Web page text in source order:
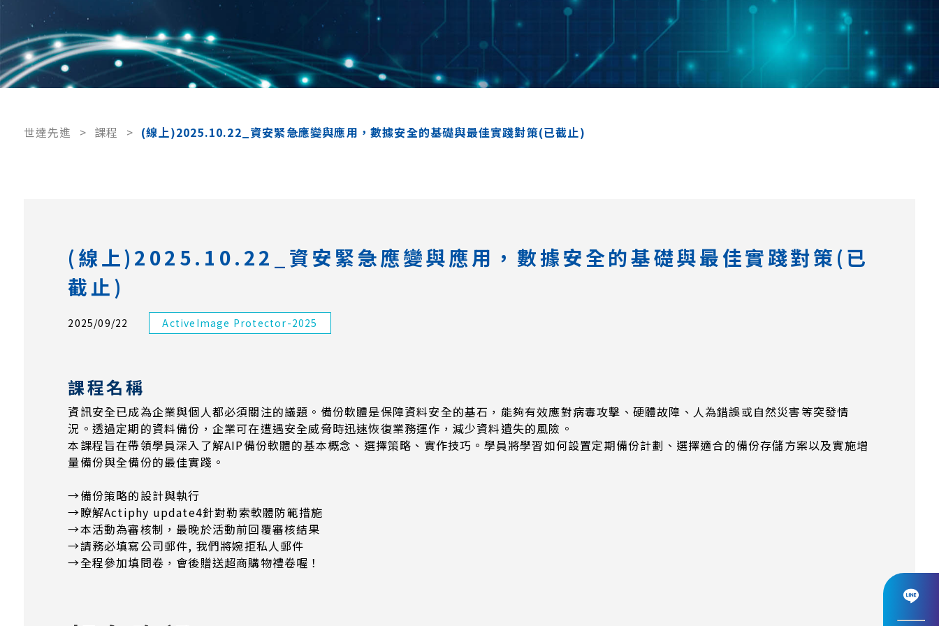
世達先進 > 課程 > (線上)2025.10.22_資安緊急應變與應用，數據安全的基礎與最佳實踐對策(已截止)
(線上)2025.10.22_資安緊急應變與應用，數據安全的基礎與最佳實踐對策(已
截止)
2025/09/22 ActiveImage Protector-2025
課程名稱
資訊安全已成為企業與個人都必須關注的議題。備份軟體是保障資料安全的基石，能夠有效應對病毒攻擊、硬體故障、人為錯誤或自然災害等突發情
況。透過定期的資料備份，企業可在遭遇安全威脅時迅速恢復業務運作，減少資料遺失的風險。
本課程旨在帶領學員深入了解AIP備份軟體的基本概念、選擇策略、實作技巧。學員將學習如何設置定期備份計劃、選擇適合的備份存儲方案以及實施增
量備份與全備份的最佳實踐。
→備份策略的設計與執行
→瞭解Actiphy update4針對勒索軟體防範措施
→本活動為審核制，最晚於活動前回覆審核結果
​→​​​​​​請務必填寫公司郵件, 我們將婉拒私人郵件
→全程參加填問卷，會後贈送超商購物禮卷喔！